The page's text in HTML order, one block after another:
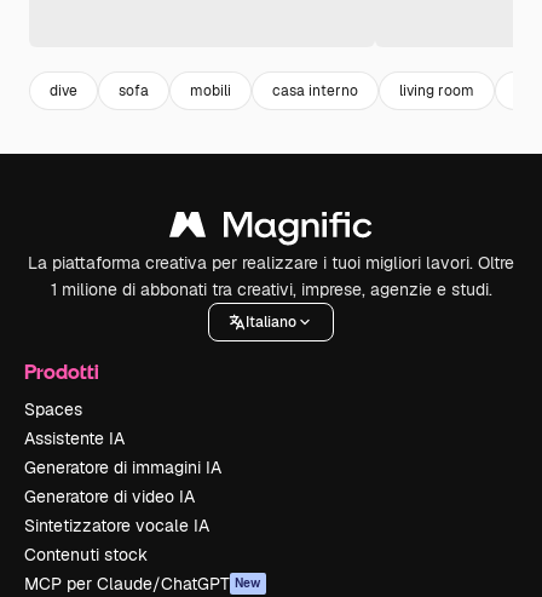
dive sofa mobili casa interno living room
La piattaforma creativa per realizzare i tuoi migliori lavori. Oltre
1 milione di abbonati tra creativi, imprese, agenzie e studi.
Italiano
Prodotti
Spaces
Assistente IA
Generatore di immagini IA
Generatore di video IA
Sintetizzatore vocale IA
Contenuti stock
MCP per Claude/ChatGPT New